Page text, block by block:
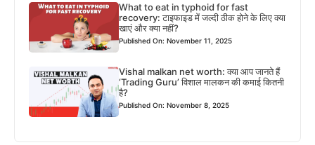
What to eat in typhoid for fast
recovery: टाइफाइड में जल्दी ठीक होने के लिए क्या
खाएं और क्या नहीं?
Published On: November 11, 2025
Vishal malkan net worth: क्या आप जानते हैं
‘Trading Guru’ विशाल मालकन की कमाई कितनी
है?
Published On: November 8, 2025